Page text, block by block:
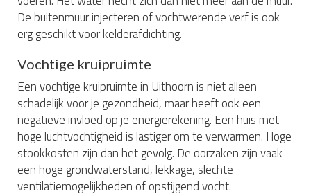
De buitenmuur injecteren of vochtwerende verf is ook
erg geschikt voor kelderafdichting.
Vochtige kruipruimte
Een vochtige kruipruimte in Uithoorn is niet alleen
schadelijk voor je gezondheid, maar heeft ook een
negatieve invloed op je energierekening. Een huis met
hoge luchtvochtigheid is lastiger om te verwarmen. Hoge
stookkosten zijn dan het gevolg. De oorzaken zijn vaak
een hoge grondwaterstand, lekkage, slechte
ventilatiemogelijkheden of opstijgend vocht.